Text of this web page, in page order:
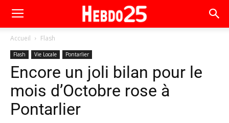
Accueil Flash
Flash Vie Locale Pontarlier
Encore un joli bilan pour le
mois d’Octobre rose à
Pontarlier